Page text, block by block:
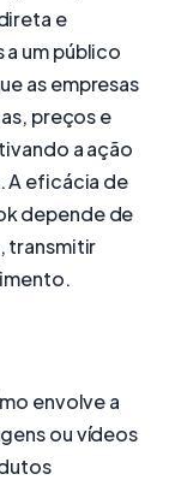
e
um público
as empresas
preços e
a ação
A eficácia de
depende de
transmitir
envolve a
ou vídeos